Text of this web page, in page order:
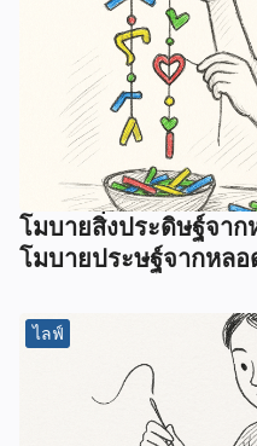
โมบายสิ่งประดิษฐ์จา
โมบายประษฐ์จากหลอ
ไลฟ์